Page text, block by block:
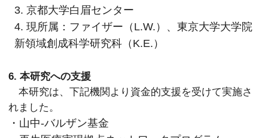
3. 京都大学白眉センター
4. 現所属：ファイザー（L.W.）、東京大学大学院
新領域創成科学研究科（K.E.）
6. 本研究への支援
本研究は、下記機関より資金的支援を受けて実施さ
れました。
・山中-バルザン基金